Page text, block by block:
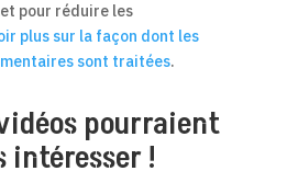
pour réduire les
plus sur la façon dont les
sont traitées.
pourraient
intéresser !